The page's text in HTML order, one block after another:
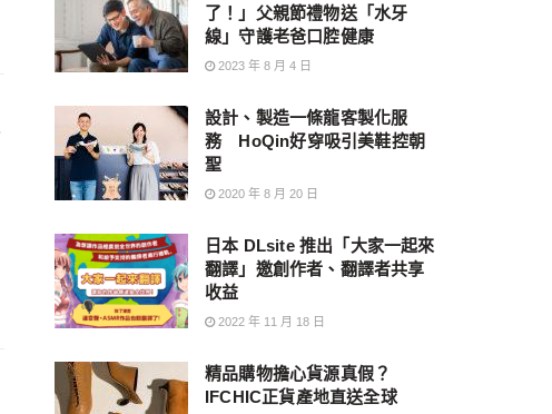
了！」父親節禮物送「水牙
線」守護老爸口腔健康
2023 年 8 月 4 日
設計、製造一條龍客製化服
務 HoQin好穿吸引美鞋控朝
聖
2020 年 8 月 20 日
日本 DLsite 推出「大家一起來
翻譯」邀創作者、翻譯者共享
收益
2022 年 11 月 18 日
精品購物擔心貨源真假？
IFCHIC正貨產地直送全球